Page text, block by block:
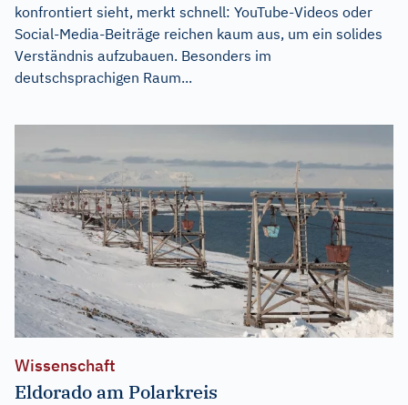
konfrontiert sieht, merkt schnell: YouTube-Videos oder
Social-Media-Beiträge reichen kaum aus, um ein solides
Verständnis aufzubauen. Besonders im
deutschsprachigen Raum...
Wissenschaft
Eldorado am Polarkreis